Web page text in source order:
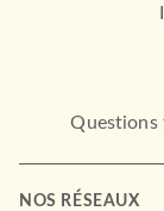
Questions
NOS RÉSEAUX